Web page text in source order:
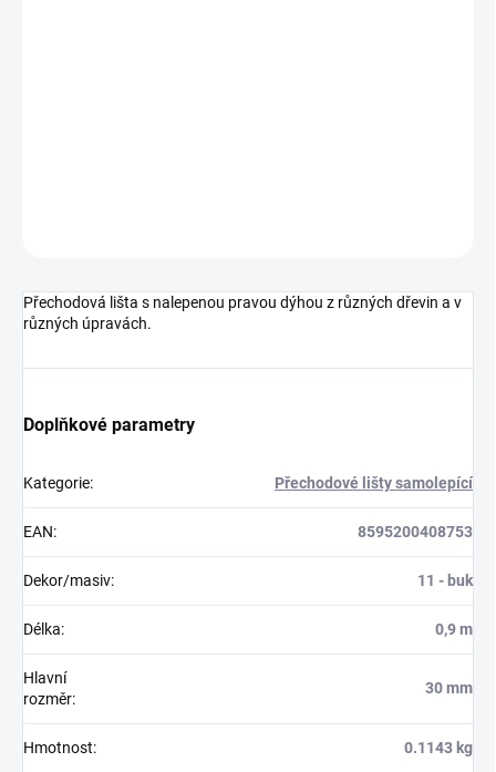
Přechodová lišta s nalepenou pravou dýhou z různých dřevin a v
různých úpravách.
Doplňkové parametry
Kategorie: Přechodové lišty samolepící
EAN: 8595200408753
Dekor/masiv: 11 - buk
Délka: 0,9 m
Hlavní
rozměr:
30 mm
Hmotnost: 0.1143 kg